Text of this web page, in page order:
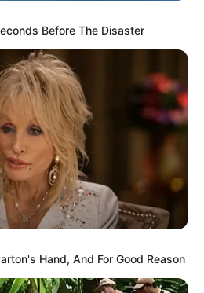
Before The Disaster
Hand, And For Good Reason